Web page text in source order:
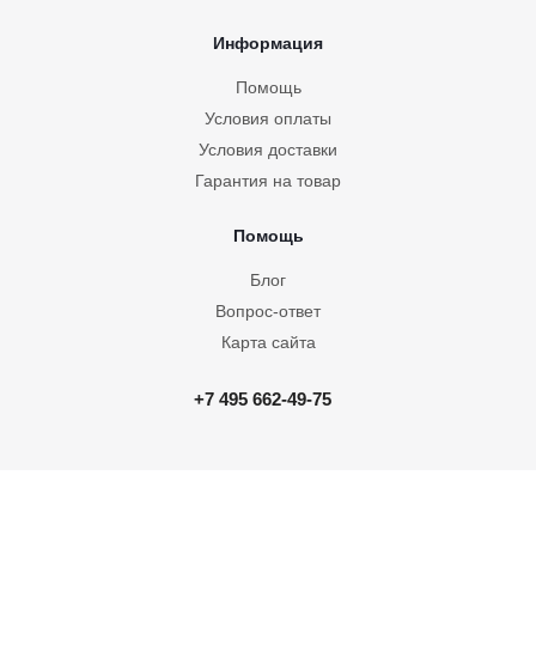
Угловая гардеробная Белла 3
Угловой гардероб Белла 10
Информация
Помощь
Условия оплаты
Условия доставки
Гарантия на товар
Помощь
Блог
Вопрос-ответ
Карта сайта
+7 495 662-49-75